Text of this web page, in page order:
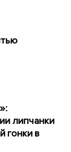
липчанки
гонки в